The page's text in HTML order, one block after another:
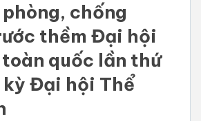
chống
thềm Đại hội
quốc lần thứ
Đại hội Thể